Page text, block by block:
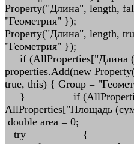
Property("Длина", length,
"Геометрия" });
Property("Длина", length,
if (AllProperties["Длина
properties.Add(new
true, this) { Group =
} if
double area = 0;
try { area =